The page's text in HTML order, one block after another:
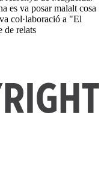
es va posar malalt cosa
col·laboració a "El
relats